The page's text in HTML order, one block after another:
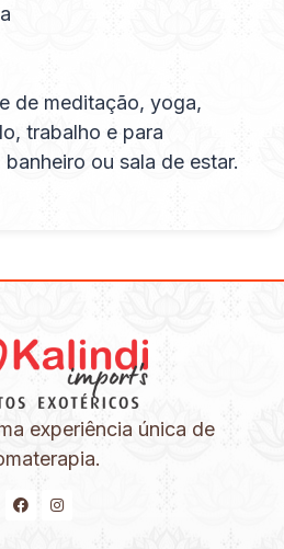
de meditação, yoga,
trabalho e para
ou sala de estar.
experiência única de